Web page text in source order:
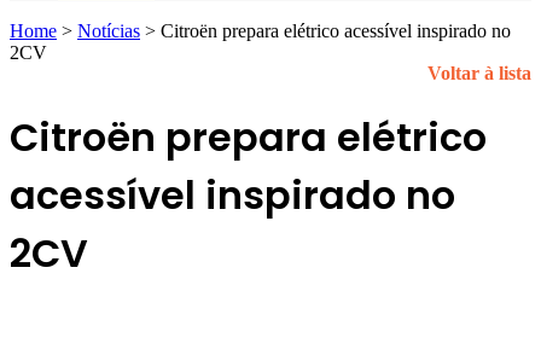
Home > Notícias > Citroën prepara elétrico acessível inspirado no
2CV
Voltar à lista
Citroën prepara elétrico
acessível inspirado no
2CV